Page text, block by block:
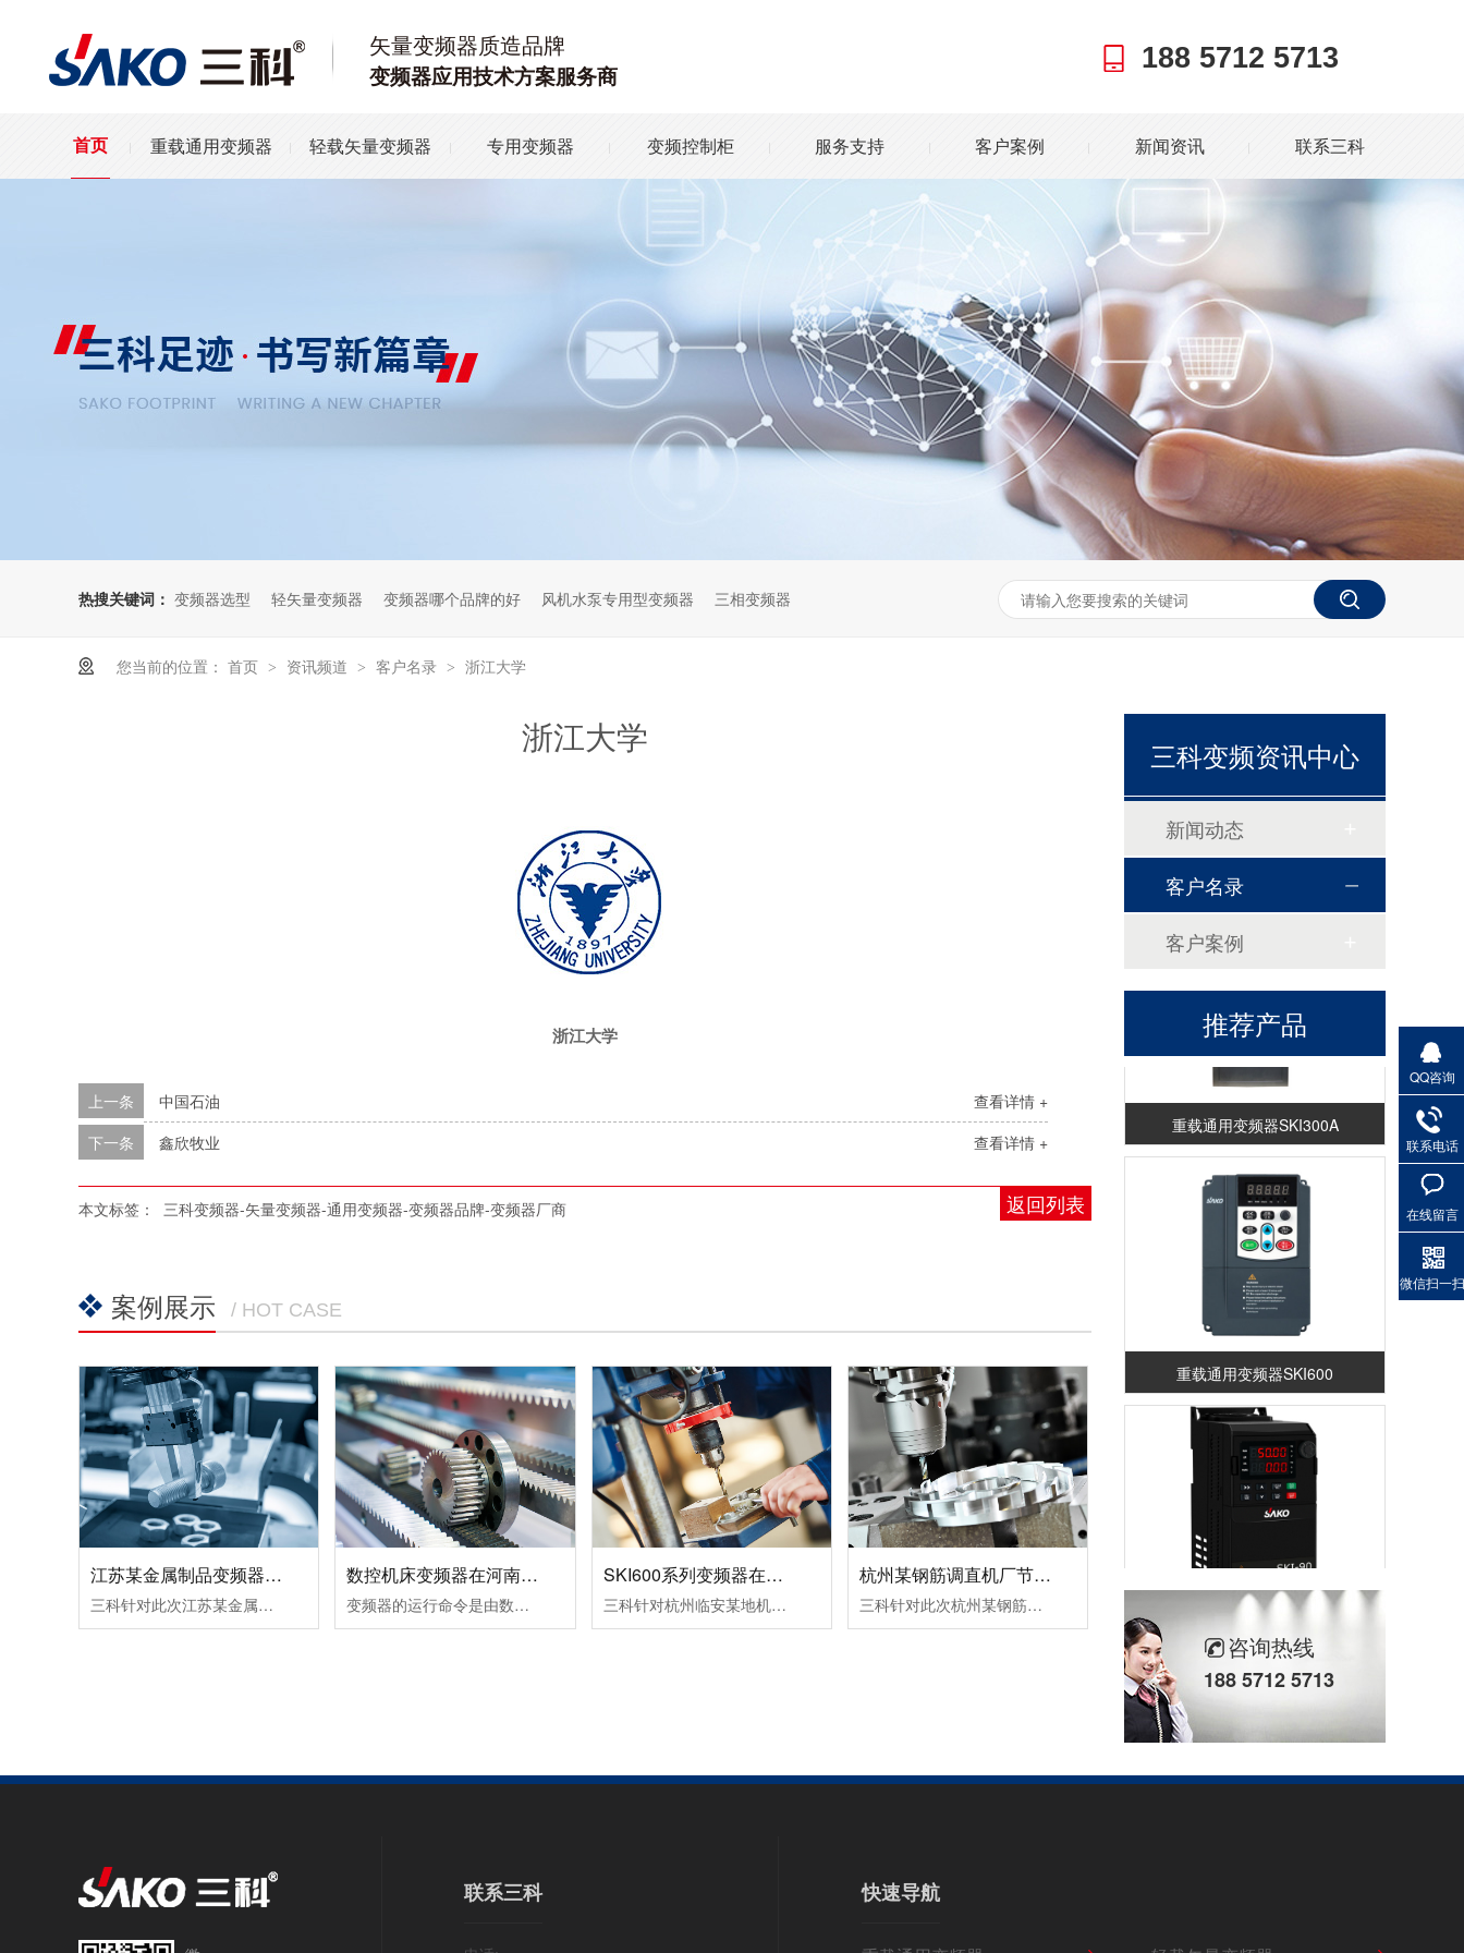
矢量变频器质造品牌
变频器应用技术方案服务商
188 5712 5713
首页 重载通用变频器 轻载矢量变频器 专用变频器 变频控制柜 服务支持 客户案例 新闻资讯 联系三科
热搜关键词： 变频器选型 轻矢量变频器 变频器哪个品牌的好 风机水泵专用型变频器 三相变频器
您当前的位置： 首页 > 资讯频道 > 客户名录 > 浙江大学
浙江大学
浙江大学
查看详情 +
上一条
中国石油
查看详情 +
下一条 鑫欣牧业
返回列表
本文标签： 三科变频器-矢量变频器-通用变频器-变频器品牌-变频器厂商
案例展示 / HOT CASE
江苏某金属制品变频器节能改造案例！
三科针对此次江苏某金属制品变频器节能改造案例除了采用变频调速让电机达到理想工作转速外，在提高球磨机的研磨效率所取得的节能效果也很好。由于球磨机在设计时，都考虑到保证电动机的最大输出转矩，而实际生产过程中，往往达不到最大输出转矩，电动机处于轻载（不满载）工作状态，其功率因数和效率都较低。这时可通......
数控机床变频器在河南数控设备中的应用案例！
变频器的运行命令是由数控系列发出运行指令，一个正转命令FWD（S1输入），一个反转命令REV（S2输入）。频率信号是由数控系统输出转速信号S(0～10VDC），从变频器AI2端子输入频率指令即可改变频器的频率，从而改变电机的转速。变频器输出故障信号（R1A，R1C）到数控系统，变频器报故障代码时，使机床控制系统停止工作。
SKI600系列变频器在杭州临安某机械设备生产企业中的应用案例！
三科针对杭州临安某地机械设备生产企业设计了SKI600系列变频器在卧式木工带锯机上的应用所采取的设备加工工艺及控制方案：其工作过程为跑车工作台以一定的速度运行一段距离，此速度通常是慢速行进，由PLC给变频器启动和多段速信号，变频器带动跑车工作台电机以低速行进；当锯条进至木头大概5公分左右的位置后，PLC.....
杭州某钢筋调直机厂节能变频器改造案例！
三科针对此次杭州某钢筋调直机厂节能变频器改造案例中提出以下三个结论：1，降低设备启动电流，让电网电压更稳定，大大缓解了电源容量紧张传统钢筋调直机无变频器启动时的电流等于(4-7)倍额定电流，这样会对机电设备和供电电网造成严重的冲击，而且还会对电网容量要求过高。变频器具有上电电机检测、输入输出缺相保护......
三科变频资讯中心
新闻动态
客户名录
客户案例
推荐产品
重载通用变频器SKI300A
重载通用变频器SKI600
重载通用变频器SKI-90
咨询热线
188 5712 5713
联系三科 快速导航
QQ咨询
联系电话
在线留言
微信扫一扫